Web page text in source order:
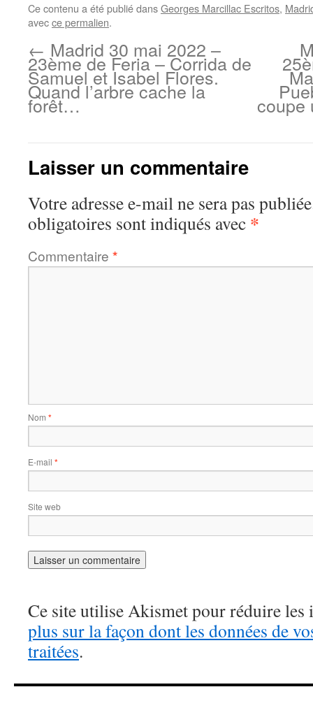
Ce contenu a été publié dansGeorges Marcillac Escritos,
avecce permalien.
← Madrid 30 mai 2022 –
23ème de Feria – Corrida de
Samuel et Isabel Flores.
Quand l’arbre cache la
forêt… coupe
Laisser un commentaire
Votre adresse e-mail ne sera pas
obligatoires sont indiqués avec *
Commentaire *
Nom *
E-mail *
Site web
Ce site utilise Akismet pour réduire les
plus sur la façon dont les données de
traitées.